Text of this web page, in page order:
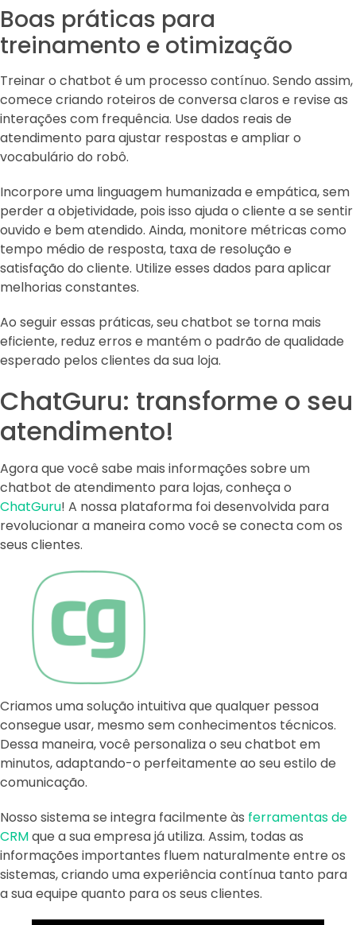
Boas práticas para
treinamento e otimização
Treinar o chatbot é um processo contínuo. Sendo assim,
comece criando roteiros de conversa claros e revise as
interações com frequência. Use dados reais de
atendimento para ajustar respostas e ampliar o
vocabulário do robô.
Incorpore uma linguagem humanizada e empática, sem
perder a objetividade, pois isso ajuda o cliente a se sentir
ouvido e bem atendido. Ainda, monitore métricas como
tempo médio de resposta, taxa de resolução e
satisfação do cliente. Utilize esses dados para aplicar
melhorias constantes.
Ao seguir essas práticas, seu chatbot se torna mais
eficiente, reduz erros e mantém o padrão de qualidade
esperado pelos clientes da sua loja.
ChatGuru: transforme o seu
atendimento!
Agora que você sabe mais informações sobre um
chatbot de atendimento para lojas, conheça o
ChatGuru! A nossa plataforma foi desenvolvida para
revolucionar a maneira como você se conecta com os
seus clientes.
Criamos uma solução intuitiva que qualquer pessoa
consegue usar, mesmo sem conhecimentos técnicos.
Dessa maneira, você personaliza o seu chatbot em
minutos, adaptando-o perfeitamente ao seu estilo de
comunicação.
Nosso sistema se integra facilmente às ferramentas de
CRMque a sua empresa já utiliza. Assim, todas as
informações importantes fluem naturalmente entre os
sistemas, criando uma experiência contínua tanto para
a sua equipe quanto para os seus clientes.